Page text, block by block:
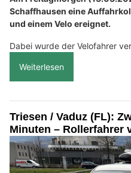
Schaffhausen eine
und einem Velo ereignet.
Dabei wurde der Velofahrer
Weiterlesen
Triesen / Vaduz (FL):
Minuten – Rollerfahrer